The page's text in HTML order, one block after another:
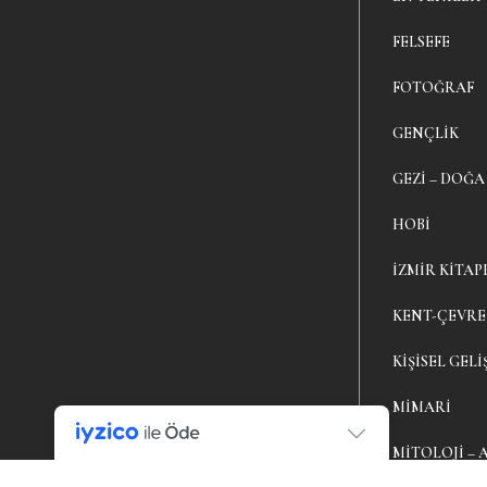
FELSEFE
FOTOĞRAF
GENÇLIK
GEZI – DOĞA
HOBI
İZMIR
KENT-ÇEVRE
KIŞISEL
MIMARI
MITOLOJI –